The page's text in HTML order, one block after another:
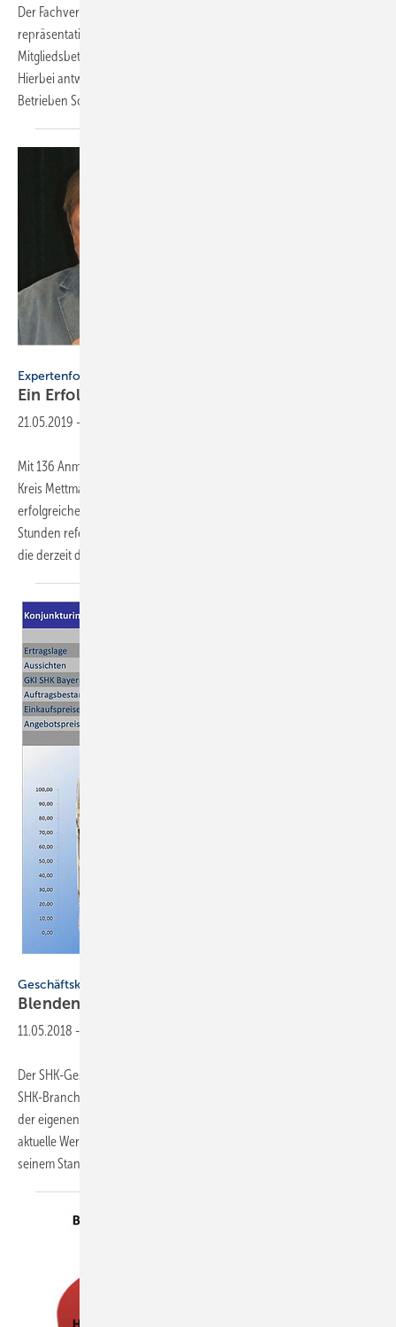
Der Fachverband SHK Bayern hat im Frühjahr 2019 eine
repräsentative Umfrage zum Thema Digitalisierung unter den
Mitgliedsbetrieben der bayerischen SHK-/OL-Innungen durchgeführt.
Hierbei antworteten 71 % der Befragten, dass sie bereits in ihren
Betrieben Schritte eingeleitet hätten, um
Expertenforum
Ein Erfolg für alle
21.05.2019 -
Mit 136 Anmeldungen aus den Innungen Düsseldorf, Duisburg und
Kreis Mettmann blickt der Fachverband SHK NRW auf einen
erfolgreichen Auftakt des ersten Expertenforums in Ratingen. Gut drei
Stunden referierten die Experten des Fachverbandes über Themen,
die derzeit die Branche
Geschäftsklima
Blendende
11.05.2018 -
Der SHK-Geschäftsklimaindex gilt als Gesamtindex für die bayerische
SHK-Branche und wird vom Fachverband SHK Bayern basierend auf
der eigenen Konjunkturumfrage alle sechs Monate ermittelt. Der
aktuelle Wert stieg im Frühjahr 2018 um achteinhalb Punkte gegenüber
seinem Stand vom Vorjahr